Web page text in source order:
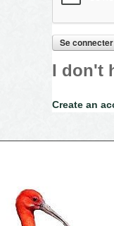
I don't
Create an